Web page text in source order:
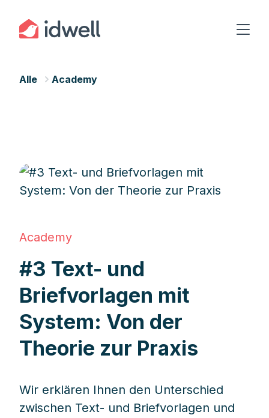
Alle Academy
Academy
#3 Text- und
Briefvorlagen mit
System: Von der
Theorie zur Praxis
Wir erklären Ihnen den Unterschied
zwischen Text- und Briefvorlagen und